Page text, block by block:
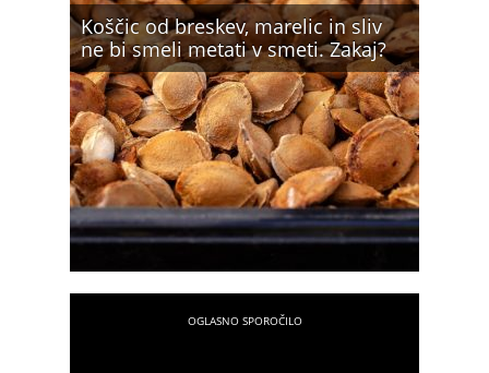
Koščic od breskev, marelic in sliv
ne bi smeli metati v smeti. Zakaj?